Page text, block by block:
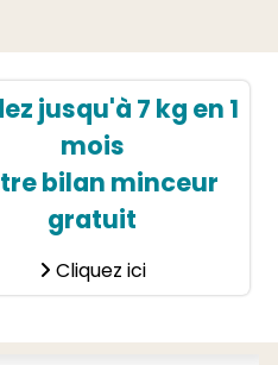
jusqu'à 7 kg en 1
mois
bilan minceur
gratuit
Cliquez ici